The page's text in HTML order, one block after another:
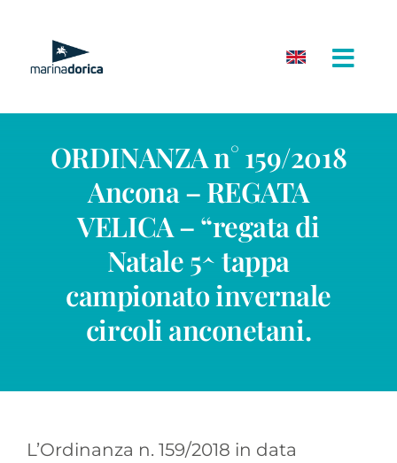
contenuto
ORDINANZA n° 159/2018
Ancona – REGATA
VELICA – “regata di
Natale 5^ tappa
campionato invernale
circoli anconetani.
L’Ordinanza n. 159/2018 in data